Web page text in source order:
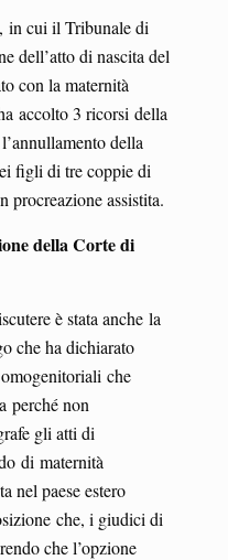
in cui il Tribunale di
dell’atto di nascita del
con la maternità
accolto 3 ricorsi della
della
figli di tre coppie di
procreazione assistita.
della Corte di
è stata anche la
che ha dichiarato
che
perché non
gli atti di
di maternità
nel paese estero
che, i giudici di
che l’opzione